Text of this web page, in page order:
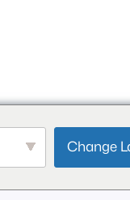
Change